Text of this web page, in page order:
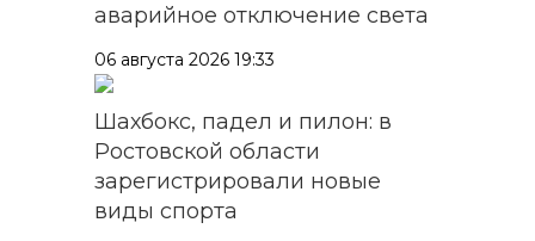
аварийное отключение света
06 августа 2026 19:33
Шахбокс, падел и пилон: в
Ростовской области
зарегистрировали новые
виды спорта